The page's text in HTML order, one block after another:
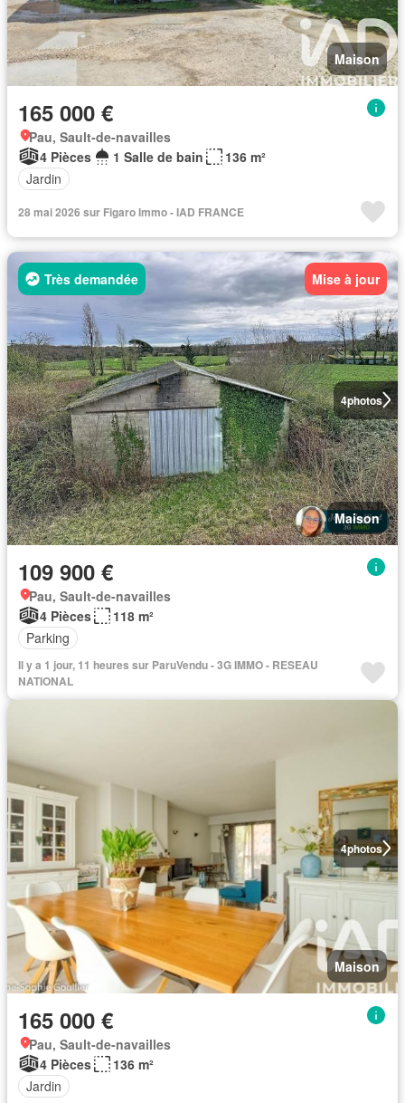
Maison
165 000 €
Pau, Sault-de-navailles
4 Pièces
1 Salle de bain
136 m²
Jardin
28 mai 2026 sur Figaro Immo - IAD FRANCE
4photos
Très demandée Mise à jour
Maison
109 900 €
Pau, Sault-de-navailles
4 Pièces
118 m²
Parking
Il y a 1 jour, 11 heures sur ParuVendu - 3G IMMO - RESEAU
NATIONAL
4photos
Maison
165 000 €
Pau, Sault-de-navailles
4 Pièces
136 m²
Jardin